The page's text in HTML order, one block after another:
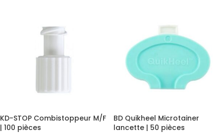
KD-STOP Combistoppeur M/F
| 100 pièces
BD Quikheel Microtainer
lancette | 50 pièces